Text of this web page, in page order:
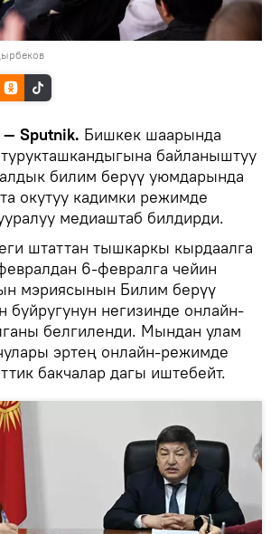
Sputnik. Бишкек шаарында
байланыштуу
билим берүү уюмдарында
окутуу кадимки режимде
медиаштаб билдирди.
штаттан тышкаркы кырдаалга
6-февралга чейин
мэриясынын Билим берүү
буйругунун негизинде онлайн-
белгиленди. Мындан улам
эртең онлайн-режимде
бакчалар дагы иштебейт.